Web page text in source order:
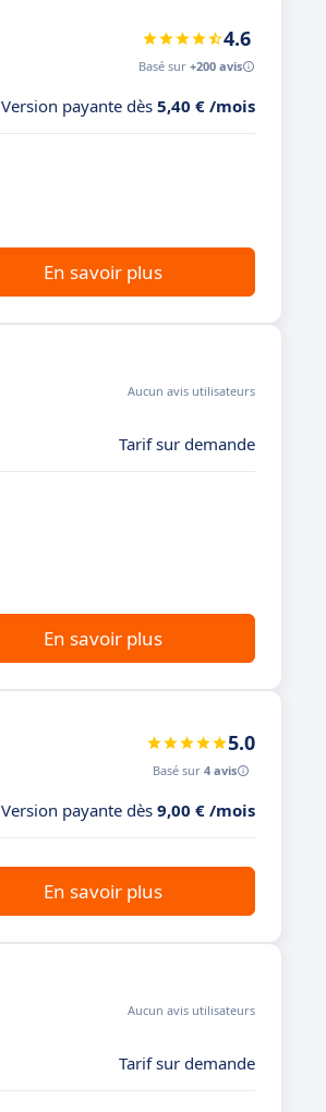
4.6
Basé sur +200 avis
Version payante dès 5,40 € /mois
En savoir plus
Aucun avis utilisateurs
Tarif sur demande
En savoir plus
5.0
Basé sur 4 avis
Version payante dès 9,00 € /mois
En savoir plus
Aucun avis utilisateurs
Tarif sur demande